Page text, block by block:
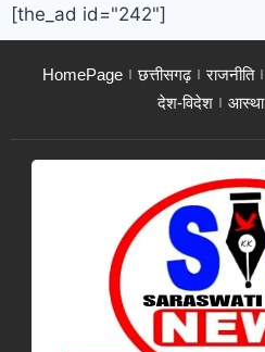
[the_ad id="242"]
HomePage छत्तीसगढ़ राजनीति
देश-विदेश
आस्था